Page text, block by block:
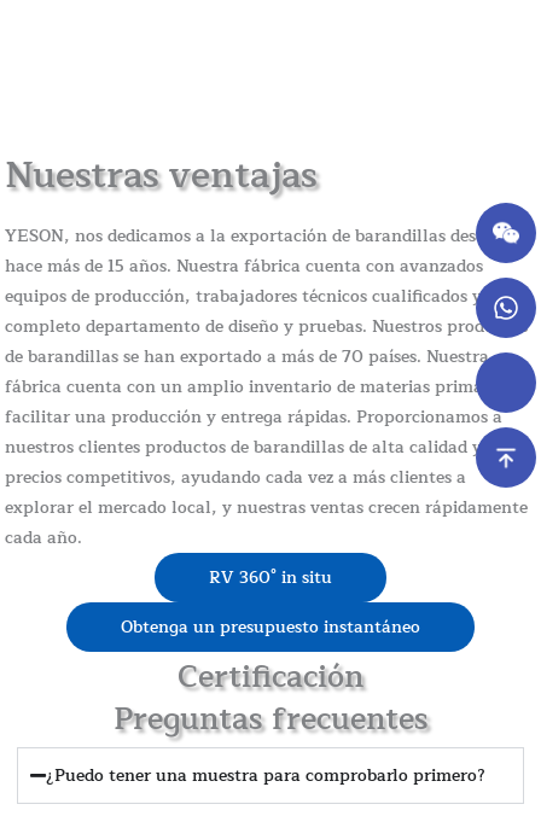
Nuestras ventajas
YESON, nos dedicamos a la exportación de barandillas desde
hace más de 15 años. Nuestra fábrica cuenta con avanzados
equipos de producción, trabajadores técnicos cualificados y un
completo departamento de diseño y pruebas. Nuestros productos
de barandillas se han exportado a más de 70 países. Nuestra
fábrica cuenta con un amplio inventario de materias primas para
facilitar una producción y entrega rápidas. Proporcionamos a
nuestros clientes productos de barandillas de alta calidad y
precios competitivos, ayudando cada vez a más clientes a
explorar el mercado local, y nuestras ventas crecen rápidamente
cada año.
RV 360° in situ
Obtenga un presupuesto instantáneo
Certificación
Preguntas frecuentes
¿Puedo tener una muestra para comprobarlo primero?